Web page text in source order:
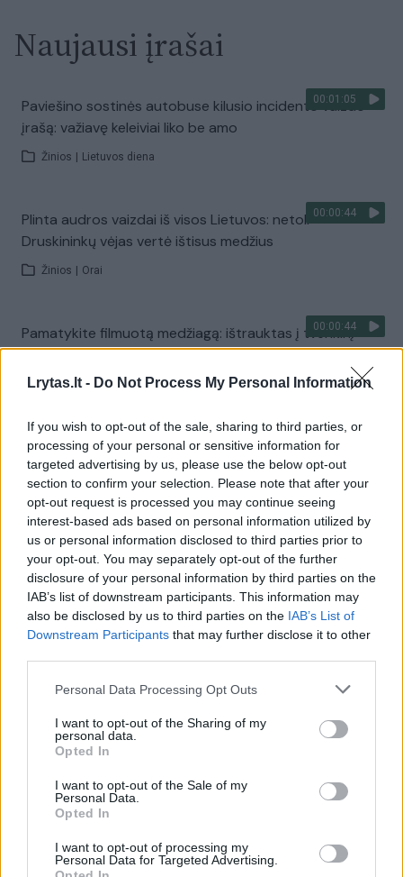
Lrytas.lt - Do Not Process My Personal Information
If you wish to opt-out of the sale, sharing to third parties, or
processing of your personal or sensitive information for
targeted advertising by us, please use the below opt-out
section to confirm your selection. Please note that after your
opt-out request is processed you may continue seeing
interest-based ads based on personal information utilized by
us or personal information disclosed to third parties prior to
your opt-out. You may separately opt-out of the further
disclosure of your personal information by third parties on the
IAB’s list of downstream participants. This information may
also be disclosed by us to third parties on the IAB’s List of
Downstream Participants that may further disclose it to other
Personal Data Processing Opt Outs
I want to opt-out of the Sharing of my
personal data.
Opted In
I want to opt-out of the Sale of my
Personal Data.
Opted In
I want to opt-out of processing my
Personal Data for Targeted Advertising.
Naujausi įrašai
00:01:05
Paviešino sostinės autobuse kilusio incidento vaizdo
įrašą: važiavę keleiviai liko be amo
Žinios Lietuvos diena
00:00:44
Plinta audros vaizdai iš visos Lietuvos: netoli
Druskininkų vėjas vertė ištisus medžius
Žinios Orai
00:00:44
Pamatykite filmuotą medžiagą: ištrauktas į tvenkinį
įskriejęs automobilis
Žinios | Lietuvos diena
00:00:57
Sinoptikai atsakė, kokiais orais užbaigsime darbo
savaitę: karščiai atsitrauks
Žinios | Orai
Visi įrašai
Žiūrimiausi įrašai
vaiko gyvybių išgelbėti nepavyko
Žinios | Lietuvos diena
Savaitės vidurys nusimato karštas: temperatūra kils iki
32 laipsnių šilumos
Žinios | Orai